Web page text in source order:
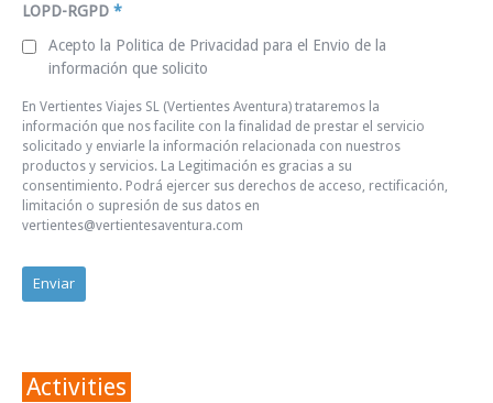
LOPD-RGPD *
Acepto la Politica de Privacidad para el Envio de la
información que solicito
En Vertientes Viajes SL (Vertientes Aventura) trataremos la
información que nos facilite con la finalidad de prestar el servicio
solicitado y enviarle la información relacionada con nuestros
productos y servicios. La Legitimación es gracias a su
consentimiento. Podrá ejercer sus derechos de acceso, rectificación,
limitación o supresión de sus datos en
vertientes@vertientesaventura.com
Activities